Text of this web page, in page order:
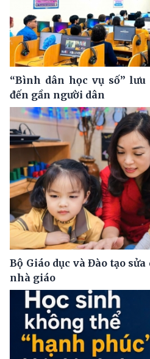
“Bình dân học vụ số”
đến gần người dân
Bộ Giáo dục và Đào tạo
nhà giáo